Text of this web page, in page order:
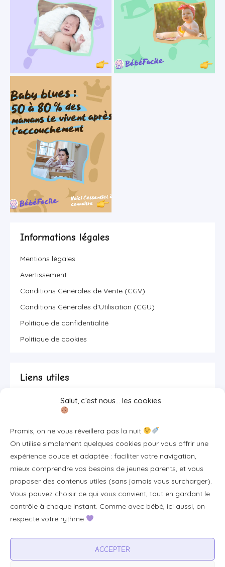
Salut, c’est nous… les cookies
Promis, on ne vous réveillera pas la nuit
On utilise simplement quelques cookies pour vous offrir une
expérience douce et adaptée : faciliter votre navigation,
mieux comprendre vos besoins de jeunes parents, et vous
proposer des contenus utiles (sans jamais vous surcharger).
Vous pouvez choisir ce qui vous convient, tout en gardant le
contrôle à chaque instant. Comme avec bébé, ici aussi, on
respecte votre rythme
ACCEPTER
Informations légales
Mentions légales
Avertissement
Conditions Générales de Vente (CGV)
Conditions Générales d'Utilisation (CGU)
Politique de confidentialité
Politique de cookies
Liens utiles
Se connecter/S'inscrire
Contact
Plan du site
Tous les articles
Professionnels & partenariats
Visibilité pour votre marque